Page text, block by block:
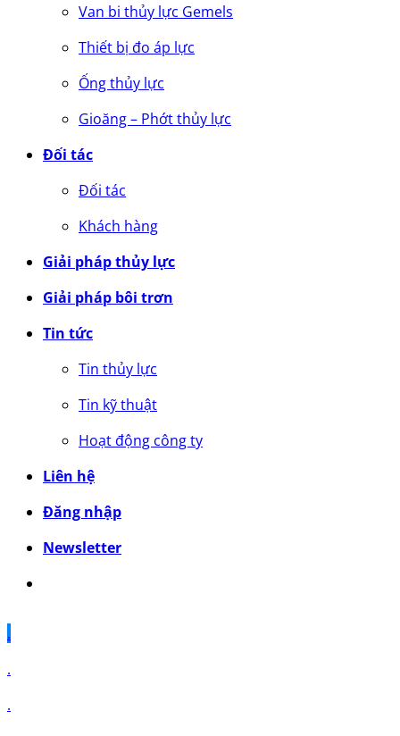
Van bi thủy lực Gemels
Thiết bị đo áp lực
Ống thủy lực
Gioăng – Phớt thủy lực
Đối tác
Đối tác
Khách hàng
Giải pháp thủy lực
Giải pháp bôi trơn
Tin tức
Tin thủy lực
Tin kỹ thuật
Hoạt động công ty
Liên hệ
Đăng nhập
Newsletter
.
.
.